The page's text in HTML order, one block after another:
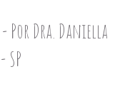
- Por Dra. Daniella
SP